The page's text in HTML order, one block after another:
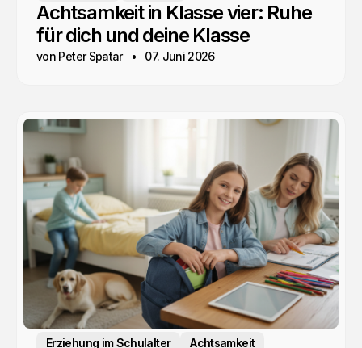
Achtsamkeit in Klasse vier: Ruhe
für dich und deine Klasse
von Peter Spatar 07. Juni 2026
Erziehung im Schulalter Achtsamkeit